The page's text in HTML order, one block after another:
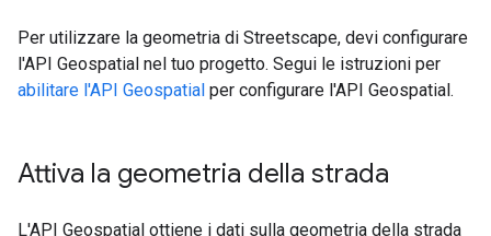
Per utilizzare la geometria di Streetscape, devi configurare
l'API Geospatial nel tuo progetto. Segui le istruzioni per
abilitare l'API Geospatial per configurare l'API Geospatial.
Attiva la geometria della strada
L'API Geospatial ottiene i dati sulla geometria della strada